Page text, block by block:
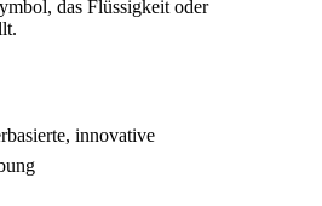
innovative